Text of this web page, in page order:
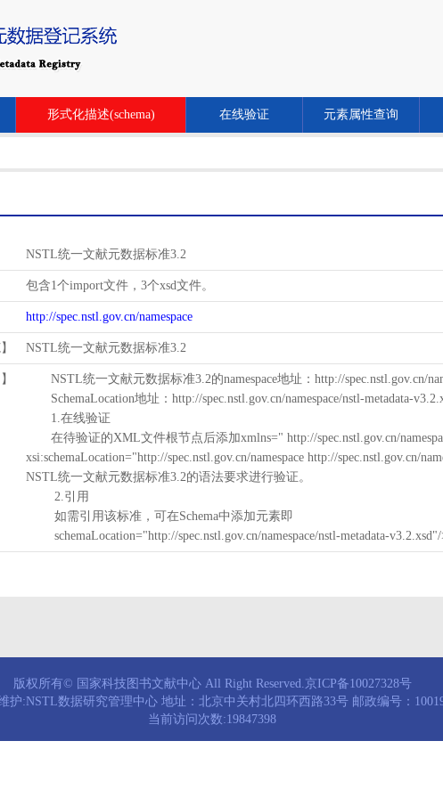
形式化描述(schema) 在线验证 元素属性查询
NSTL统一文献元数据标准3.2
包含1个import文件，3个xsd文件。
http://spec.nstl.gov.cn/namespace
NSTL统一文献元数据标准3.2
NSTL统一文献元数据标准3.2的namespace地址：http://spec.nstl.gov.cn/
SchemaLocation地址：http://spec.nstl.gov.cn/namespace/nstl-metadata-
1.在线验证
在待验证的XML文件根节点后添加xmlns=" http://spec.nstl.gov.cn/
xsi:schemaLocation="http://spec.nstl.gov.cn/namespace http://spec.nstl.gov.cn/
NSTL统一文献元数据标准3.2的语法要求进行验证。
2.引用
如需引用该标准，可在Schema中添加元素即
schemaLocation="http://spec.nstl.gov.cn/namespace/nstl-metadata-v3.2.xsd"/
版权所有© 国家科技图书文献中心 All Right Reserved.京ICP备10027328号
护:NSTL数据研究管理中心 地址：北京中关村北四环西路33号 邮政编号：
当前访问次数:19847398